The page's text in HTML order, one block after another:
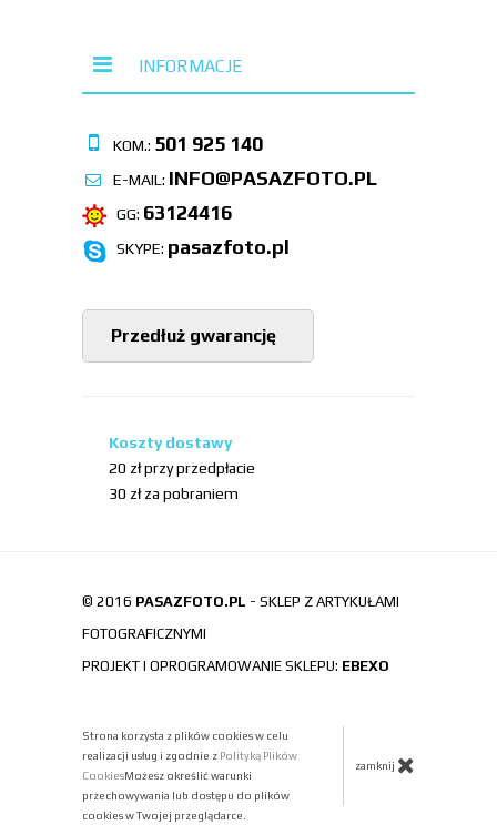
INFORMACJE
KOM.: 501 925 140
E-MAIL: INFO@PASAZFOTO.PL
GG: 63124416
SKYPE: pasazfoto.pl
Przedłuż gwarancję
Koszty dostawy
20 zł przy przedpłacie
30 zł za pobraniem
© 2016 PASAZFOTO.PL - SKLEP Z ARTYKUŁAMI
FOTOGRAFICZNYMI
PROJEKT I OPROGRAMOWANIE SKLEPU: EBEXO
Strona korzysta z plików cookies w celu
realizacji usług i zgodnie z Polityką Plików
CookiesMożesz określić warunki
przechowywania lub dostępu do plików
cookies w Twojej przeglądarce.
zamknij